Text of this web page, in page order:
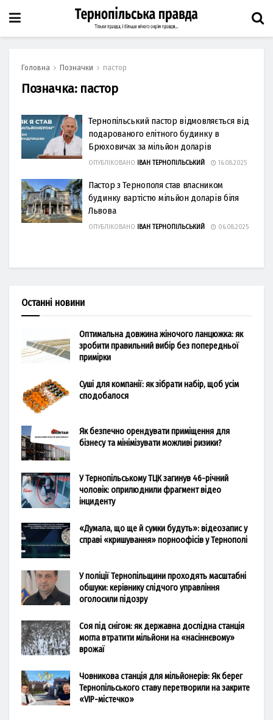
Головна Позначки пастор
Позначка: пастор
Тернопільський пастор відмовляється від
подарованого елітного будинку в
Брюховичах за мільйон доларів
ОПУБЛІКОВАНО ІВАН ТЕРНОПІЛЬСЬКИЙ 16.08.2025
Пастор з Тернополя став власником
будинку вартістю мільйон доларів біля
Львова
ОПУБЛІКОВАНО ІВАН ТЕРНОПІЛЬСЬКИЙ 06.08.2025
Останні новини
Оптимальна довжина жіночого ланцюжка: як
зробити правильний вибір без попередньої
примірки
Суші для компанії: як зібрати набір, щоб усім
сподобалося
Як безпечно орендувати приміщення для
бізнесу та мінімізувати можливі ризики?
У Тернопільському ТЦК загинув 46-річний
чоловік: оприлюднили фрагмент відео
інциденту
«Думала, що ще й сумки будуть»: відеозапис у
справі «кришування» порноофісів у Тернополі
У поліції Тернопільщини проходять масштабні
обшуки: керівнику слідчого управління
оголосили підозру
Соя під снігом: як державна дослідна станція
могла втратити мільйони на «насіннєвому»
врожаї
Човникова станція для мільйонерів: Як берег
Тернопільського ставу перетворили на закрите
«VIP-містечко»